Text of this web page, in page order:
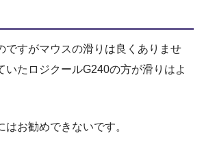
ですがマウスの滑りは良くありませ
いたロジクールG240の方が滑りはよ
お勧めできないです。